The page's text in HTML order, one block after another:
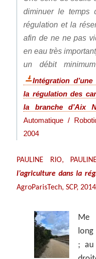
diminuer le temps
régulation et la
afin de ne ne pas
en eau très
un débit
Intégration
la régulation des
la branche d’Aix
Automatique /
2004
PAULINE RIO,
l’agriculture dans la
AgroParisTech, SCP, 2014
Me
; au